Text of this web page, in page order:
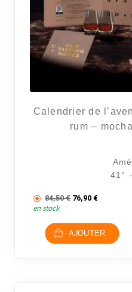
Calendrier de
rum –
41°
84,50€ Le prix initial était
76,90 €Le prix
en stock
AJOUTER